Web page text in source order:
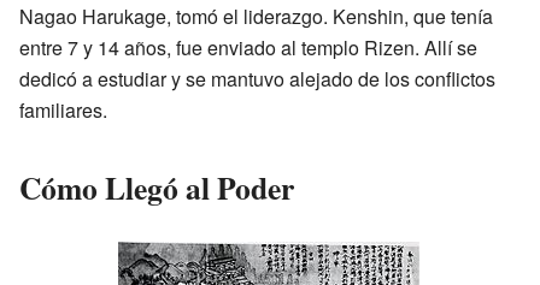
Nagao Harukage, tomó el liderazgo. Kenshin, que tenía
entre 7 y 14 años, fue enviado al templo Rizen. Allí se
dedicó a estudiar y se mantuvo alejado de los conflictos
familiares.
Cómo Llegó al Poder